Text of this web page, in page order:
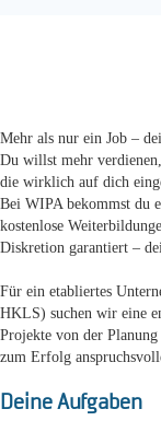
Mehr als nur ein Job –
Du willst mehr
die wirklich auf dich
Bei WIPA bekommst du
kostenlose
Diskretion garantiert –
Für ein etabliertes
HKLS) suchen wir eine
Projekte von der
zum Erfolg
Deine Aufgaben